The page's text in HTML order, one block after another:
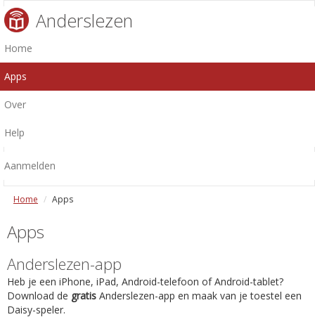
Anderslezen
Home
Apps
Over
Help
Aanmelden
Home Apps
Apps
Anderslezen-app
Heb je een iPhone, iPad, Android-telefoon of Android-tablet?
Download de gratis Anderslezen-app en maak van je toestel een
Daisy-speler.